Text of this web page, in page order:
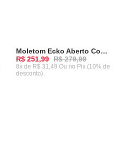
-10%
Moletom Ecko Aberto Com Capuz Recortado Preto Mescla
R$ 251,99 R$ 279,99
8x de R$ 31,49 Ou no Pix (10% de
desconto)